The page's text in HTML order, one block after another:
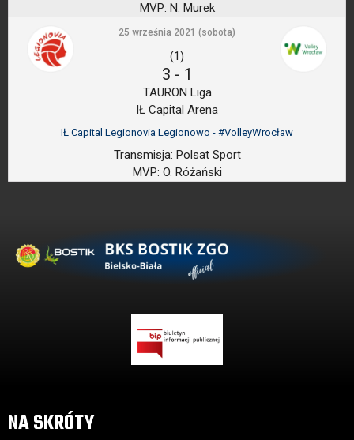
MVP: N. Murek
25 września 2021 (sobota)
(1)
3 - 1
TAURON Liga
IŁ Capital Arena
IŁ Capital Legionovia Legionowo - #VolleyWrocław
Transmisja: Polsat Sport
MVP: O. Różański
NA SKRÓTY